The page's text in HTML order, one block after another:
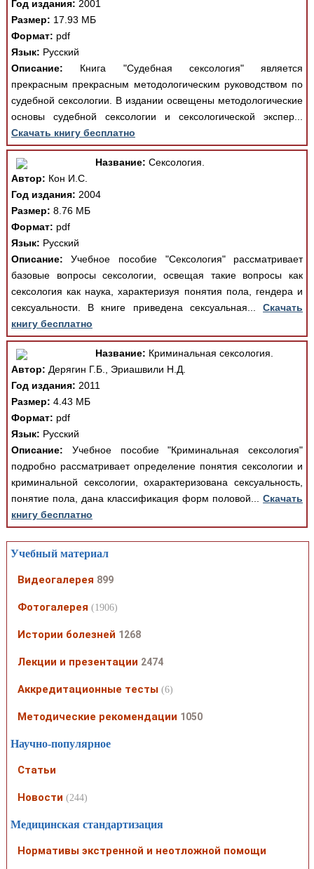
Год издания: 2001
Размер: 17.93 МБ
Формат: pdf
Язык: Русский
Описание: Книга "Судебная сексология" является
прекрасным прекрасным методологическим руководством по
судебной сексологии. В издании освещены методологические
основы судебной сексологии и сексологической экспер...
Скачать книгу бесплатно
Название: Сексология.
Автор: Кон И.С.
Год издания: 2004
Размер: 8.76 МБ
Формат: pdf
Язык: Русский
Описание: Учебное пособие "Сексология" рассматривает
базовые вопросы сексологии, освещая такие вопросы как
сексология как наука, характеризуя понятия пола, гендера и
сексуальности. В книге приведена сексуальная...Скачать
книгу бесплатно
Название: Криминальная сексология.
Автор: Дерягин Г.Б., Эриашвили Н.Д.
Год издания: 2011
Размер: 4.43 МБ
Формат: pdf
Язык: Русский
Описание: Учебное пособие "Криминальная сексология"
подробно рассматривает определение понятия сексологии и
криминальной сексологии, охарактеризована сексуальность,
понятие пола, дана классификация форм половой...Скачать
книгу бесплатно
Учебный материал
Видеогалерея 899
Фотогалерея (1906)
Истории болезней 1268
Лекции и презентации 2474
Аккредитационные тесты (6)
Методические рекомендации 1050
Научно-популярное
Статьи
Новости (244)
Медицинская стандартизация
Нормативы экстренной и неотложной помощи